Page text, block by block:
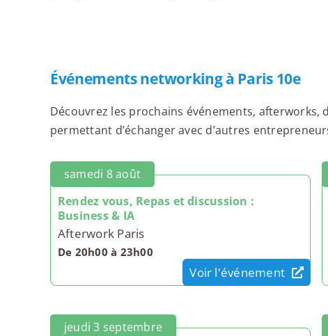
Événements networking à Paris 10e
Découvrez les prochains événements,
permettant d’échanger avec d’autres
samedi 8 août
Rendez vous, Repas et discussion :
Business & IA
Afterwork Paris
De 20h00 à 23h00
Voir l'événement
jeudi 3 septembre